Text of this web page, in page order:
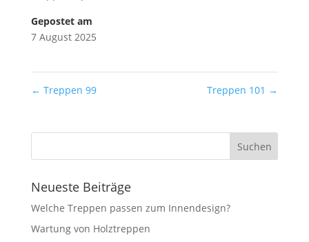
Gepostet am
7 August 2025
← Treppen 99 Treppen 101 →
Neueste Beiträge
Welche Treppen passen zum Innendesign?
Wartung von Holztreppen